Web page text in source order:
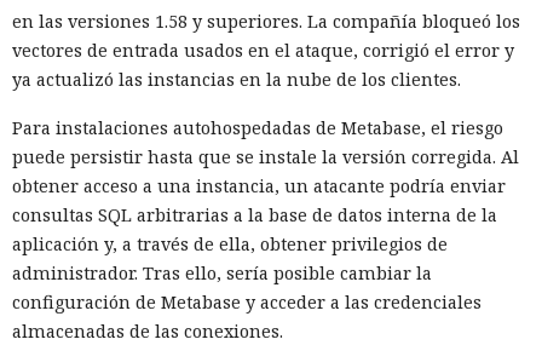
en las versiones 1.58 y superiores. La compañía bloqueó los
vectores de entrada usados en el ataque, corrigió el error y
ya actualizó las instancias en la nube de los clientes.
Para instalaciones autohospedadas de Metabase, el riesgo
puede persistir hasta que se instale la versión corregida. Al
obtener acceso a una instancia, un atacante podría enviar
consultas SQL arbitrarias a la base de datos interna de la
aplicación y, a través de ella, obtener privilegios de
administrador. Tras ello, sería posible cambiar la
configuración de Metabase y acceder a las credenciales
almacenadas de las conexiones.